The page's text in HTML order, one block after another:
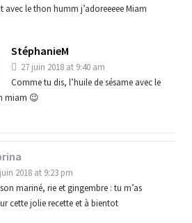
avec le thon humm j’adoreeeee Miam
StéphanieM
27 juin 2018 at 9:40 am
Comme tu dis, l’huile de sésame avec le
miam 😉
2018 at 9:23 pm
mariné, rie et gingembre : tu m’as
cette jolie recette et à bientot